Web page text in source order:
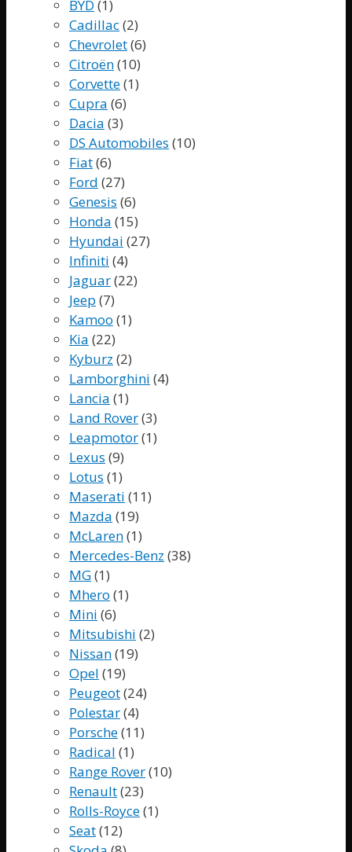
BYD (1)
Cadillac(2)
Chevrolet(6)
Citroën(10)
Corvette(1)
Cupra (6)
Dacia (3)
DS Automobiles (10)
Fiat(6)
Ford (27)
Genesis (6)
Honda (15)
Hyundai (27)
Infiniti (4)
Jaguar(22)
Jeep (7)
Kamoo (1)
Kia (22)
Kyburz (2)
Lamborghini (4)
Lancia (1)
Land Rover(3)
Leapmotor(1)
Lexus (9)
Lotus (1)
Maserati (11)
Mazda (19)
McLaren(1)
Mercedes-Benz (38)
MG(1)
Mhero (1)
Mini (6)
Mitsubishi (2)
Nissan(19)
Opel (19)
Peugeot(24)
Polestar(4)
Porsche(11)
Radical (1)
Range Rover(10)
Renault(23)
Rolls-Royce(1)
Seat(12)